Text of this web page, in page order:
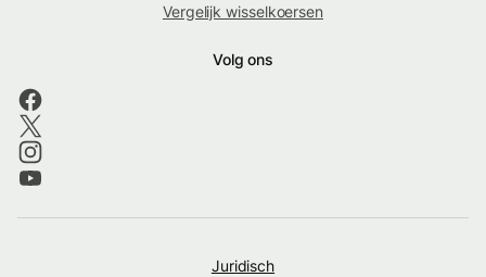
Vergelijk wisselkoersen
Volg ons
Juridisch